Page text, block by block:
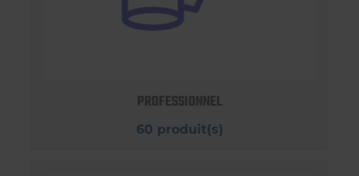
PROFESSIONNEL
60 produit(s)